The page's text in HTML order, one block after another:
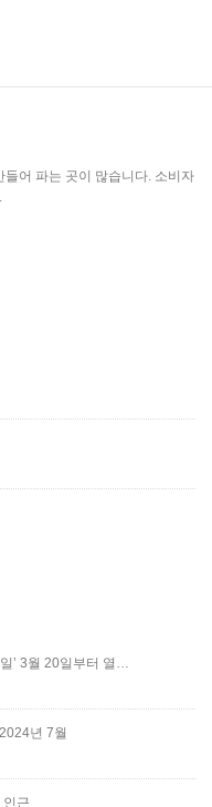
어 파는 곳이 많습니다. 소비자
’ 3월 20일부터 열…
년 7월
인근